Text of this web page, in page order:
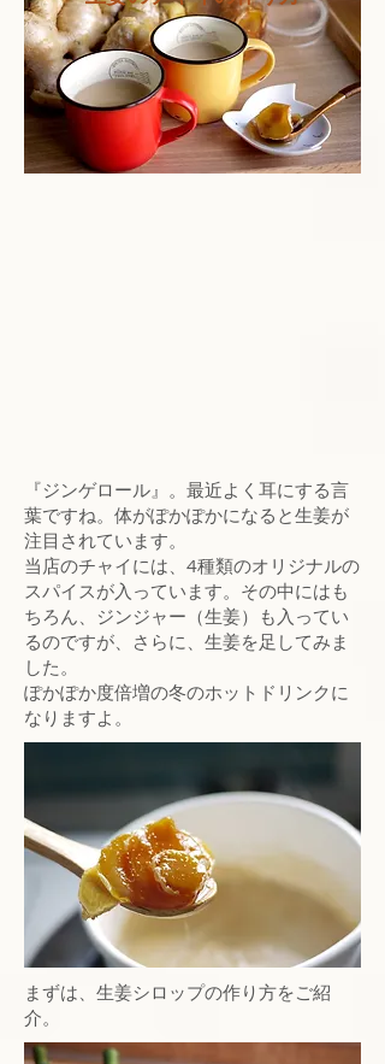
『ジンゲロール』。最近よく耳にする言
葉ですね。体がぽかぽかになると生姜が
注目されています。
当店のチャイには、4種類のオリジナルの
スパイスが入っています。その中にはも
ちろん、ジンジャー（生姜）も入ってい
るのですが、さらに、生姜を足してみま
した。
ぽかぽか度倍増の冬のホットドリンクに
なりますよ。
まずは、生姜シロップの作り方をご紹
介。